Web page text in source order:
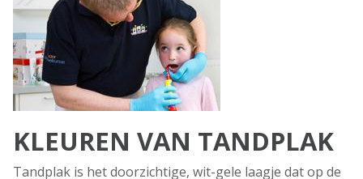
KLEUREN VAN TANDPLAK
Tandplak is het doorzichtige, wit-gele laagje dat op de